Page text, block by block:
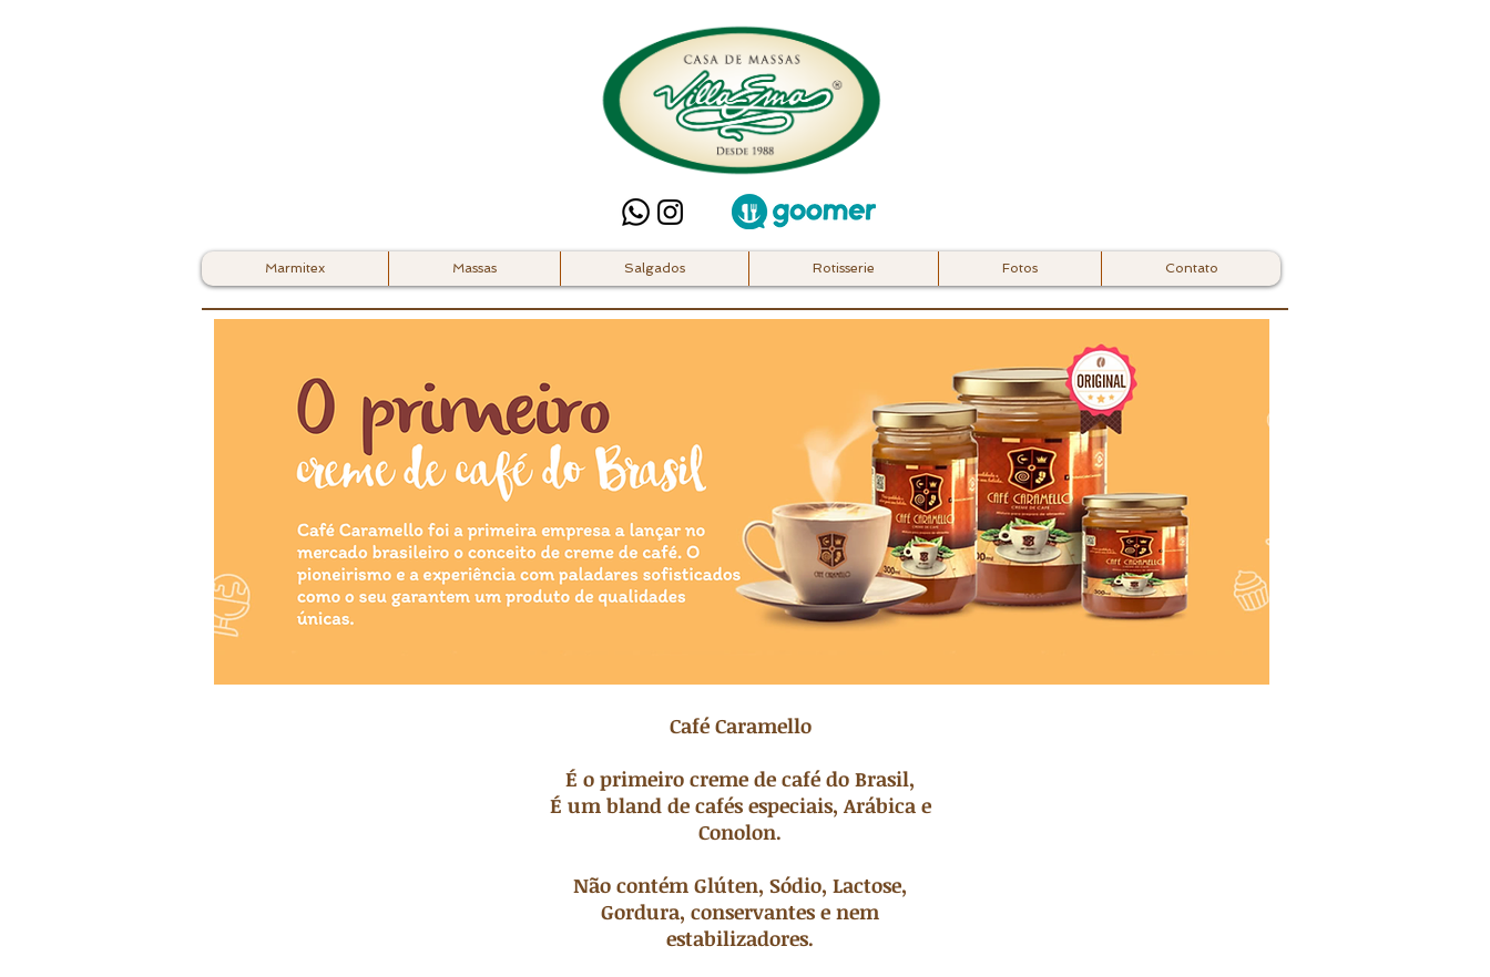
Marmitex Massas Salgados Rotisserie Fotos Contato
Café Caramello
É o primeiro creme de café do Brasil,
É um bland de cafés especiais, Arábica e
Conolon.
Não contém Glúten, Sódio, Lactose,
Gordura, conservantes e nem
estabilizadores.